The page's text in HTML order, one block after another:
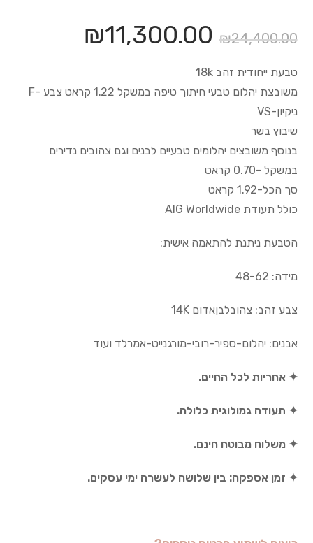
₪24,400.00
₪11,300.00
טבעת ייחודית זהב 18k
משובצת יהלום טבעי חיתוך טיפה במשקל 1.22 קראט צבע -F
ניקיון-VS
שיבוץ בשר
בנוסף משובצים יהלומים טבעיים לבנים וגם צהובים נדירים
במשקל -0.70 קראט
סך הכל-1.92 קראט
כולל תעודת AIG Worldwide
הטבעת ניתנת להתאמה אישית:
מידה: 48-62
צבע זהב: צהובלבןאדום 14K
אבנים: יהלום-ספיר-רובי-מורגנייט-אמרלד ועוד
✦ אחריות לכל החיים.
✦ תעודה גמולוגית כלולה.
✦ משלוח מבוטח חינם.
✦ זמן אספקה: בין שלושה לעשרה ימי עסקים.